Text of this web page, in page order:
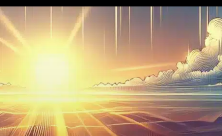
Le 20 novembre 2025, le prix
du XRP a chuté en dessous de
la barre symbolique des 2
dollars, creusant…